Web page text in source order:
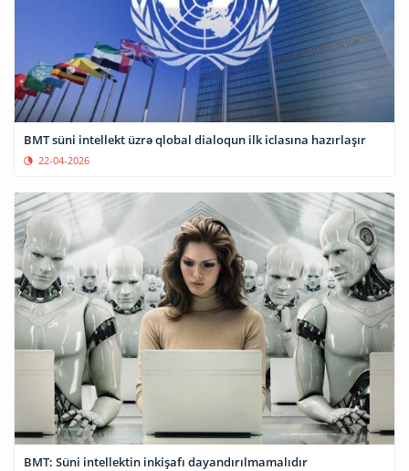
BMT süni intellekt üzrə qlobal dialoqun ilk iclasına hazırlaşır
22-04-2026
BMT: Süni intellektin inkişafı dayandırılmamalıdır